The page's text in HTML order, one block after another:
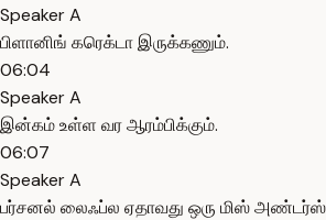
Speaker A
பிளானிங் கரெக்டா இருக்கணும்.
06:04
Speaker A
இன்கம் உள்ள வர ஆரம்பிக்கும்.
06:07
Speaker A
பர்சனல் லைஃப்ல ஏதாவது ஒரு மிஸ்